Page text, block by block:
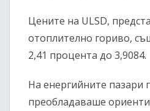
Цените на ULSD,
отоплително гориво,
2,41 процента до 3,9084.
На енергийните пазари
преобладаваше